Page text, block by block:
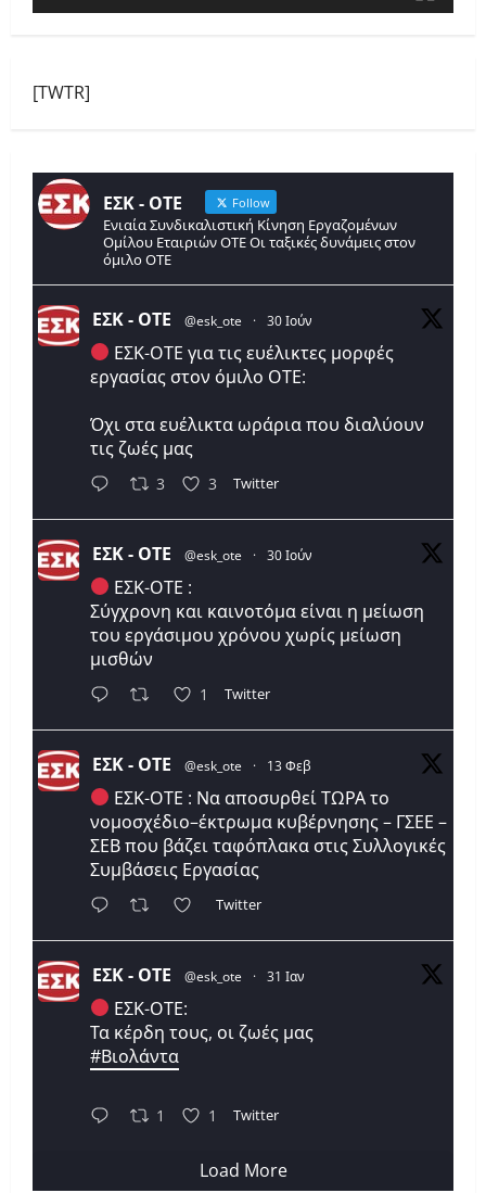
[TWTR]
ΕΣΚ - ΟΤΕ Follow
Ενιαία Συνδικαλιστική Κίνηση Εργαζομένων
Ομίλου Εταιριών ΟΤΕ Οι ταξικές δυνάμεις στον
όμιλο ΟΤΕ
ΕΣΚ - ΟΤΕ @esk_ote · 30 Ιούν
ΕΣΚ-ΟΤΕ για τις ευέλικτες μορφές
εργασίας στον όμιλο ΟΤΕ:
Όχι στα ευέλικτα ωράρια που διαλύουν
τις ζωές μας
3 3 Twitter
ΕΣΚ - ΟΤΕ @esk_ote · 30 Ιούν
ΕΣΚ-ΟΤΕ :
Σύγχρονη και καινοτόμα είναι η μείωση
του εργάσιμου χρόνου χωρίς μείωση
μισθών
1 Twitter
ΕΣΚ - ΟΤΕ @esk_ote · 13 Φεβ
ΕΣΚ-ΟΤΕ : Να αποσυρθεί ΤΩΡΑ το
νομοσχέδιο–έκτρωμα κυβέρνησης – ΓΣΕΕ –
ΣΕΒ που βάζει ταφόπλακα στις Συλλογικές
Συμβάσεις Εργασίας
Twitter
ΕΣΚ - ΟΤΕ @esk_ote · 31 Ιαν
ΕΣΚ-ΟΤΕ:
Τα κέρδη τους, οι ζωές μας
#Βιολάντα
1 1 Twitter
Load More